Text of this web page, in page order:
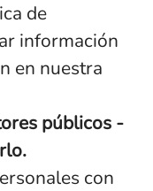
de
información
en nuestra
públicos -
con